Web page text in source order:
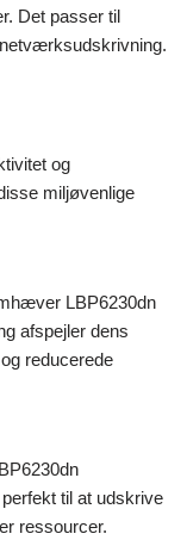
Det passer til
og
miljøvenlige
LBP6230dn
afspejler dens
reducerede
til at udskrive
ressourcer.